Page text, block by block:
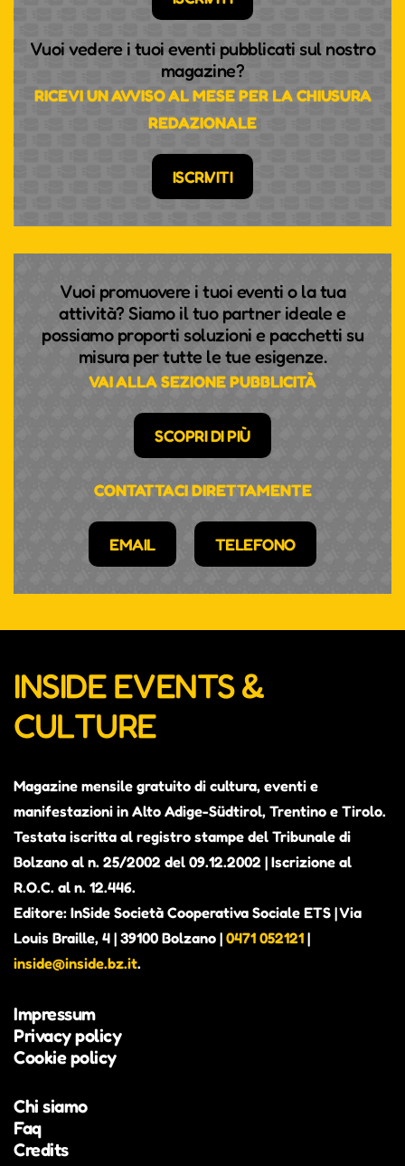
Vuoi vedere i tuoi eventi pubblicati sul nostro
magazine?
RICEVI UN AVVISO AL MESE PER LA CHIUSURA
REDAZIONALE
ISCRIVITI
Vuoi promuovere i tuoi eventi o la tua
attività? Siamo il tuo partner ideale e
possiamo proporti soluzioni e pacchetti su
misura per tutte le tue esigenze.
VAI ALLA SEZIONE PUBBLICITÀ
SCOPRI DI PIÙ
CONTATTACI DIRETTAMENTE
EMAIL TELEFONO
INSIDE EVENTS &
CULTURE
Magazine mensile gratuito di cultura, eventi e
manifestazioni in Alto Adige-Südtirol, Trentino e Tirolo.
Testata iscritta al registro stampe del Tribunale di
Bolzano al n. 25/2002 del 09.12.2002 | Iscrizione al
R.O.C. al n. 12.446.
Editore: InSide Società Cooperativa Sociale ETS | Via
Louis Braille, 4 | 39100 Bolzano | 0471 052121 |
inside@inside.bz.it.
Impressum
Privacy policy
Cookie policy
Chi siamo
Faq
Credits